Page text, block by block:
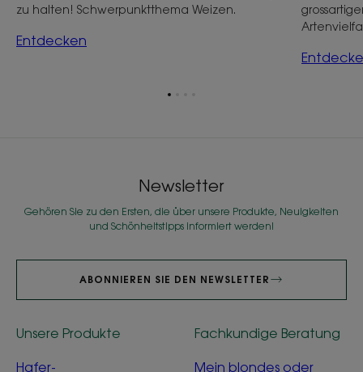
zu halten! Schwerpunktthema Weizen.
Entdecken
Zum
Newsletter
Gehören Sie zu den Ersten, die über unsere Produkte, Neuigkeiten
und Schönheitstipps informiert werden!
ABONNIEREN SIE DEN NEWSLETTER
Unsere Produkte
Hafer-
Fachkundige Beratung
Mein blondes oder